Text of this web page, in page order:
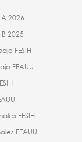
2026
2025
FESIH
FEAUU
FESIH
FEAUU